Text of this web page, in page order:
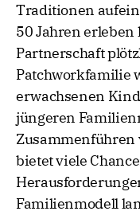
Traditionen
50 Jahren
Partnerschaft
Patchworkfamilie
erwachsenen
jüngeren
Zusammenführen
bietet viele
Familienmodell